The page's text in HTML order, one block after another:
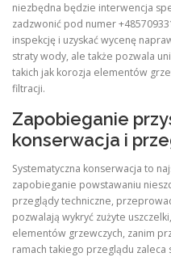
niezbędna będzie interwencja
zadzwonić pod numer
inspekcję i uzyskać wycenę
straty wody, ale także pozwala
takich jak korozja elementów
filtracji.
Zapobieganie
konserwacja i
Systematyczna konserwacja to
zapobieganie powstawaniu
przeglądy techniczne,
pozwalają wykryć zużyte
elementów grzewczych, zanim
ramach takiego przeglądu